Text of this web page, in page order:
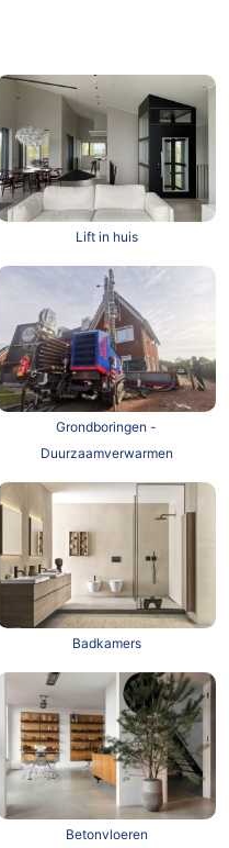
Lift in huis
Grondboringen -
Duurzaamverwarmen
Badkamers
Betonvloeren